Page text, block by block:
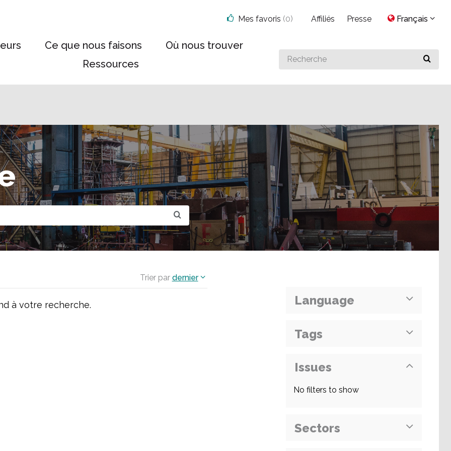
Ce que nous faisons
Où nous trouver
Ressources
Search
for
Mes favoris (0) Affiliés Presse Français
Trier par dernier
à votre recherche. Language
Tags
Issues
No filters to show
Sectors